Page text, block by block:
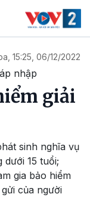
15:25, 06/12/2022
nhập
giải
sinh nghĩa vụ
15 tuổi;
gia bảo hiểm
của người